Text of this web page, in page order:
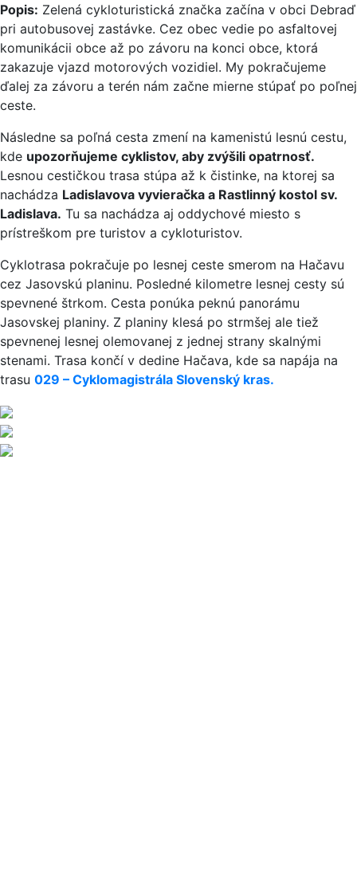
Popis: Zelená cykloturistická značka začína v obci Debraď
pri autobusovej zastávke. Cez obec vedie po asfaltovej
komunikácii obce až po závoru na konci obce, ktorá
zakazuje vjazd motorových vozidiel. My pokračujeme
ďalej za závoru a terén nám začne mierne stúpať po poľnej
ceste.
Následne sa poľná cesta zmení na kamenistú lesnú cestu,
kde upozorňujeme cyklistov, aby zvýšili opatrnosť.
Lesnou cestičkou trasa stúpa až k čistinke, na ktorej sa
nachádza Ladislavova vyvieračka a Rastlinný kostol sv.
Ladislava. Tu sa nachádza aj oddychové miesto s
prístreškom pre turistov a cykloturistov.
Cyklotrasa pokračuje po lesnej ceste smerom na Hačavu
cez Jasovskú planinu. Posledné kilometre lesnej cesty sú
spevnené štrkom. Cesta ponúka peknú panorámu
Jasovskej planiny. Z planiny klesá po strmšej ale tiež
spevnenej lesnej olemovanej z jednej strany skalnými
stenami. Trasa končí v dedine Hačava, kde sa napája na
trasu 029 – Cyklomagistrála Slovenský kras.